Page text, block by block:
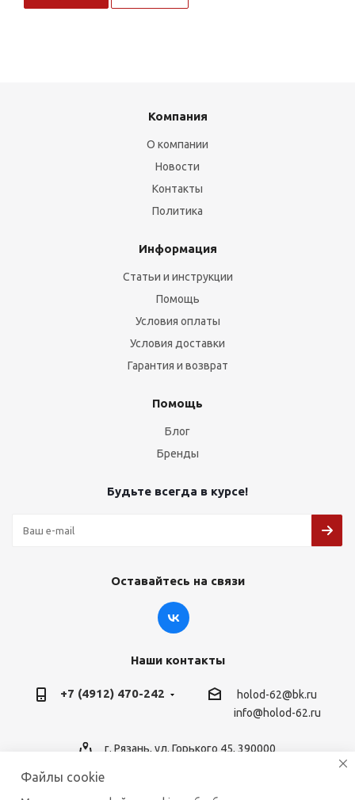
Компания
О компании
Новости
Контакты
Политика
Информация
Статьи и инструкции
Помощь
Условия оплаты
Условия доставки
Гарантия и возврат
Помощь
Блог
Бренды
Будьте всегда в курсе!
Оставайтесь на связи
Наши контакты
+7 (4912) 470-242
holod-62@bk.ru
info@holod-62.ru
г. Рязань, ул. Горького 45, 390000
Файлы cookie